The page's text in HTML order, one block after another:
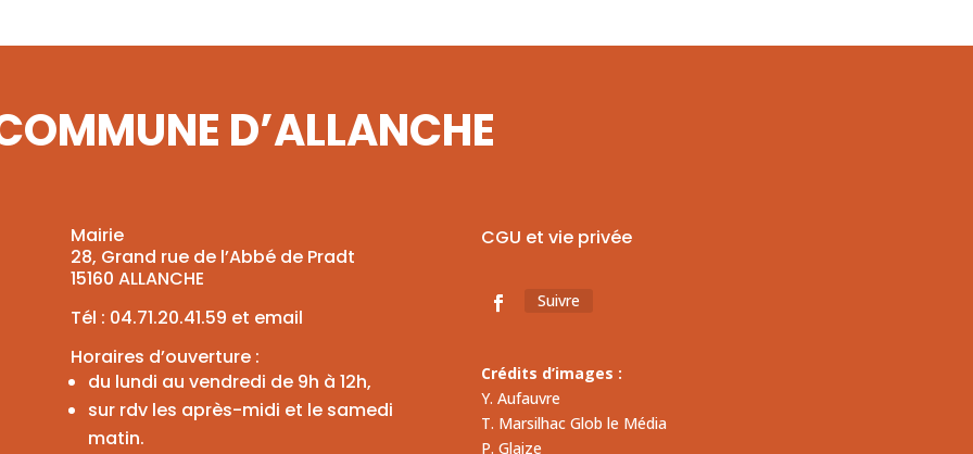
D’ALLANCHE
Mairie
28, Grand rue de l’Abbé de Pradt
15160 ALLANCHE
Tél : 04.71.20.41.59 et email
Horaires d’ouverture :
du lundi au vendredi de 9h à 12h,
sur rdv les après-midi et le samedi
matin.
CGU et vie privée
Suivre
Crédits d’images :
Y. Aufauvre
T. Marsilhac Glob le Média
P. Glaize